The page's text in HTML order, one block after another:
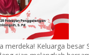
merdeka! Keluarga besar